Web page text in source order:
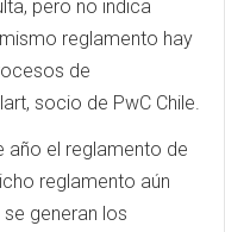
pero no indica
reglamento hay
de
socio de PwC Chile.
año el reglamento de
reglamento aún
se generan los